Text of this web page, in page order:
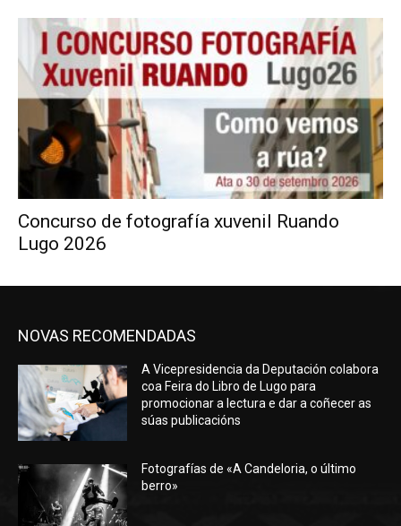
Concurso de fotografía xuvenil Ruando
Lugo 2026
NOVAS RECOMENDADAS
A Vicepresidencia da Deputación colabora
coa Feira do Libro de Lugo para
promocionar a lectura e dar a coñecer as
súas publicacións
Fotografías de «A Candeloria, o último
berro»